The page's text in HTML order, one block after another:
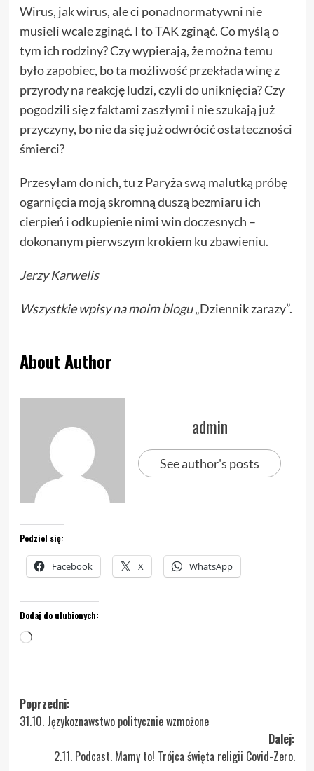
Wirus, jak wirus, ale ci ponadnormatywni nie
musieli wcale zginąć. I to TAK zginąć. Co myślą o
tym ich rodziny? Czy wypierają, że można temu
było zapobiec, bo ta możliwość przekłada winę z
przyrody na reakcję ludzi, czyli do uniknięcia? Czy
pogodzili się z faktami zaszłymi i nie szukają już
przyczyny, bo nie da się już odwrócić ostateczności
śmierci?
Przesyłam do nich, tu z Paryża swą malutką próbę
ogarnięcia moją skromną duszą bezmiaru ich
cierpień i odkupienie nimi win doczesnych –
dokonanym pierwszym krokiem ku zbawieniu.
Jerzy Karwelis
Wszystkie wpisy namoim blogu„Dziennik zarazy”.
About Author
admin
See author's posts
Podziel się:
Facebook X WhatsApp
Dodaj do ulubionych:
Wczytywanie…
Zobacz
wpisy
Poprzedni:
31.10. Językoznawstwo politycznie wzmożone
Dalej:
2.11. Podcast. Mamy to! Trójca święta religii Covid-Zero.